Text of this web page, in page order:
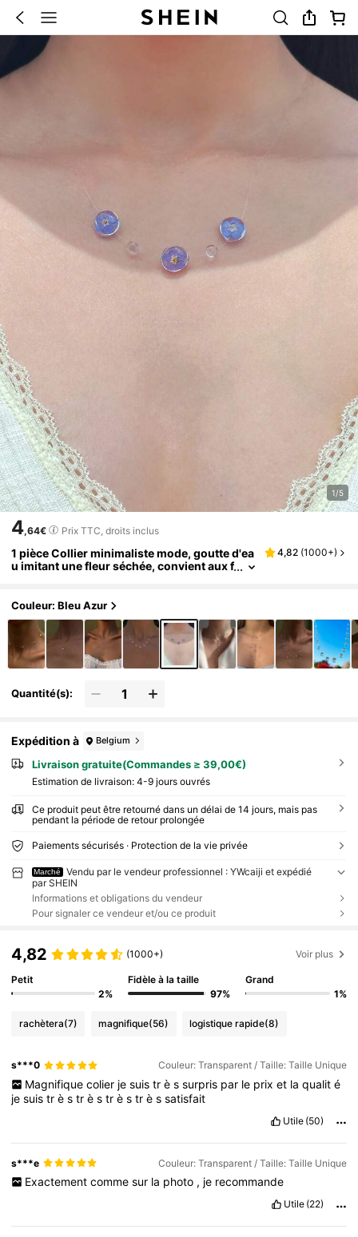
1/5
4,64€ Prix TTC, droits inclus
1 pièce Collier minimaliste mode, goutte d'ea
u imitant une fleur séchée, convient aux f
4,82 (1000+)
Couleur: Bleu Azur
Quantité(s):
Expédition à Belgium
Livraison gratuite(Commandes ≥ 39,00€)
Estimation de livraison: 4-9 jours ouvrés
Ce produit peut être retourné dans un délai de 14 jours, mais pas
pendant la période de retour prolongée
Paiements sécurisés · Protection de la vie privée
Marché
Vendu par le vendeur professionnel : YWcaiji et expédié
par SHEIN
Informations et obligations du vendeur
Pour signaler ce vendeur et/ou ce produit
4,82 (1000+) Voir plus
Petit
2%
Fidèle à la taille
97%
Grand
1%
rachètera(7) magnifique(56) logistique rapide(8)
s***0 Couleur: Transparent / Taille: Taille Unique
Magnifique colier je suis tr è s surpris par le prix et la qualit é
jesuistrèstrèstrèstrèssatisfait
Utile (50)
s***e Couleur: Transparent / Taille: Taille Unique
Exactement comme sur la photo , je recommande
Utile (22)